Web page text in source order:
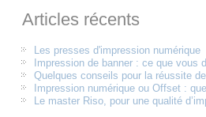
Articles récents
Les presses d'impression numérique
Impression de banner : ce que vous
Quelques conseils pour la réussite
Impression numérique ou Offset :
Le master Riso, pour une qualité